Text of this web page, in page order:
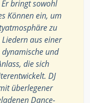
bringt sowohl
Können ein, um
zu
aus einer
und
die sich
DJ
überlegener
Dance-